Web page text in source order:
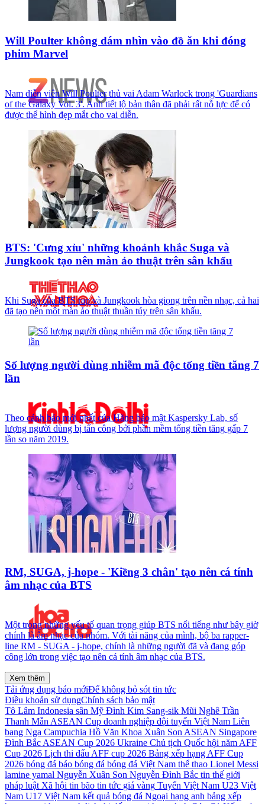
Will Poulter không dám nhìn vào đồ ăn khi đóng
phim Marvel
Nam diễn viên Will Poulter thủ vai Adam Warlock trong 'Guardians
of the Galaxy Vol. 3'. Anh tiết lộ bản thân đã phải rất nỗ lực để có
được thể hình đẹp mắt cho vai diễn.
BTS: 'Cưng xỉu' những khoảnh khắc Suga và
Jungkook tạo nên màn ảo thuật trên sân khấu
Khi Suga của BTS rap và Jungkook hòa giọng trên nền nhạc, cả hai
đã tạo nên một màn ảo thuật thuần túy trên sân khấu.
Số lượng người dùng nhiễm mã độc tống tiền tăng 7
lần
Theo cảnh báo mới nhất của Hãng bảo mật Kaspersky Lab, số
lượng người dùng bị tấn công bởi phần mềm tống tiền tăng gấp 7
lần so năm 2019.
RM, SUGA, j-hope - 'Kiềng 3 chân' tạo nên cá tính
âm nhạc của BTS
Một trong những yếu tố quan trọng giúp BTS nổi tiếng như bây giờ
chính là âm nhạc của nhóm. Với tài năng của mình, bộ ba rapper-
line RM - SUGA - j-hope, chính là những người đã và đang góp
công lớn trong việc tạo nên cá tính âm nhạc của BTS.
Xem thêm
Tải ứng dụng báo mớiĐể không bỏ sót tin tức
Điều khoản sử dụngChính sách bảo mật
Tô Lâm Indonesia sân Mỹ Đình Kim Sang-sik Mũi Nghê Trần
Thanh Mẫn ASEAN Cup doanh nghiệp đội tuyển Việt Nam Liên
bang Nga Campuchia Hồ Văn Khoa Xuân Son ASEAN Singapore
Đình Bắc ASEAN Cup 2026 Ukraine Chủ tịch Quốc hội năm AFF
Cup 2026 Lịch thi đấu AFF cup 2026 Bảng xếp hạng AFF Cup
2026 bóng đá báo bóng đá bóng đá Việt Nam thể thao Lionel Messi
lamine yamal Nguyễn Xuân Son Nguyễn Đình Bắc tin thế giới
pháp luật Xã hội tin bão tin tức giá vàng Tuyển Việt Nam U23 Việt
Nam U17 Việt Nam kết quả bóng đá Ngoại hạng anh bảng xếp